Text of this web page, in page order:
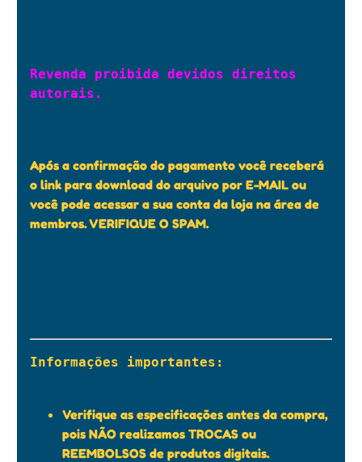
Revenda proibida devidos direitos
autorais.
Após a confirmação do pagamento você receberá
o link para download do arquivo por E-MAIL ou
você pode acessar a sua conta da loja na área de
membros. VERIFIQUE O SPAM.
Informações importantes:
Verifique as especificações antes da compra,
pois NÃO realizamos TROCAS ou
REEMBOLSOS de produtos digitais.